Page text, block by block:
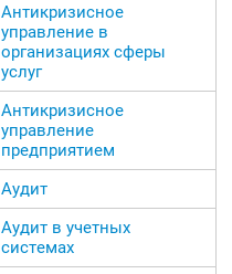
Антикризисное
управление в
организациях сферы
услуг
Антикризисное
управление
предприятием
Аудит
Аудит в учетных
системах